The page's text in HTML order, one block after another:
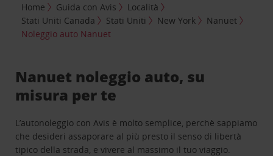
Home Guida con Avis
Località
Stati Uniti Canada
Stati Uniti New York
Nanuet
Noleggio auto Nanuet
Nanuet noleggio auto, su
misura per te
L’autonoleggio con Avis è molto semplice, perchè sappiamo
che desideri assaporare al più presto il senso di libertà
tipico della strada, e vivere al massimo il tuo viaggio.